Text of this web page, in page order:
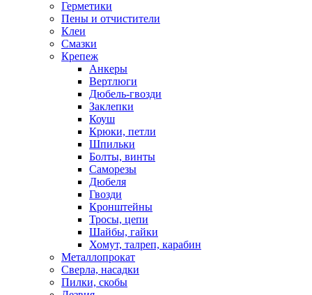
Герметики
Пены и отчистители
Клеи
Смазки
Крепеж
Анкеры
Вертлюги
Дюбель-гвозди
Заклепки
Коуш
Крюки, петли
Шпильки
Болты, винты
Саморезы
Дюбеля
Гвозди
Кронштейны
Тросы, цепи
Шайбы, гайки
Хомут, талреп, карабин
Металлопрокат
Сверла, насадки
Пилки, скобы